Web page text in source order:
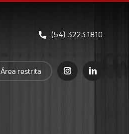
(54) 3223.1810
Área restrita